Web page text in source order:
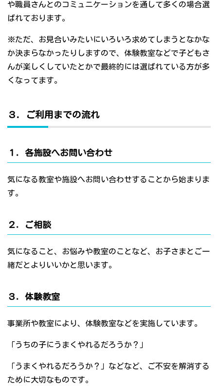
や職員さんとのコミュニケーションを通して多くの場合選
ばれております。
※ただ、お見合いみたいにいろいろ求めてしまうとなかな
か決まらなかったりしますので、体験教室などで子どもさ
んが楽しくしていたとかで最終的には選ばれている方が多
くなってます。
３．ご利用までの流れ
１．各施設へお問い合わせ
気になる教室や施設へお問い合わせすることから始まりま
す。
２．ご相談
気になること、お悩みや教室のことなど、お子さまとご一
緒だとよりいいかと思います。
３．体験教室
事業所や教室により、体験教室などを実施しています。
「うちの子にうまくやれるだろうか？」
「うまくやれるだろうか？」などなど、ご不安を解消する
ために大切なものです。